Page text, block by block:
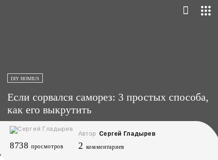
DIY HOMIUS
Если сорвался саморез: 3 простых способа,
как его выкрутить
Автор Сергей Гладырев
8738 просмотров 2 комментариев